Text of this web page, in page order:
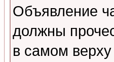
Объявление
должны
в самом